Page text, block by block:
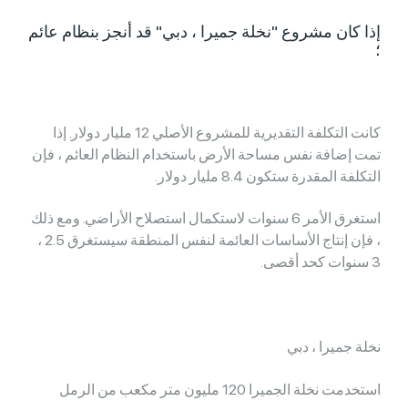
إذا كان مشروع "نخلة جميرا ، دبي" قد أنجز بنظام عائم
؛
كانت التكلفة التقديرية للمشروع الأصلي 12 مليار دولار. إذا
تمت إضافة نفس مساحة الأرض باستخدام النظام العائم ، فإن
التكلفة المقدرة ستكون 8.4 مليار دولار.
استغرق الأمر 6 سنوات لاستكمال استصلاح الأراضي. ومع ذلك
، فإن إنتاج الأساسات العائمة لنفس المنطقة سيستغرق 2.5 ،
3 سنوات كحد أقصى.
نخلة جميرا ، دبي
استخدمت نخلة الجميرا 120 مليون متر مكعب من الرمل